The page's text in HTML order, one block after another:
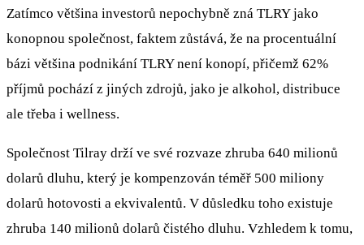
Zatímco většina investorů nepochybně zná TLRY jako
konopnou společnost, faktem zůstává, že na procentuální
bázi většina podnikání TLRY není konopí, přičemž 62%
příjmů pochází z jiných zdrojů, jako je alkohol, distribuce
ale třeba i wellness.
Společnost Tilray drží ve své rozvaze zhruba 640 milionů
dolarů dluhu, který je kompenzován téměř 500 miliony
dolarů hotovosti a ekvivalentů. V důsledku toho existuje
zhruba 140 milionů dolarů čistého dluhu. Vzhledem k tomu,